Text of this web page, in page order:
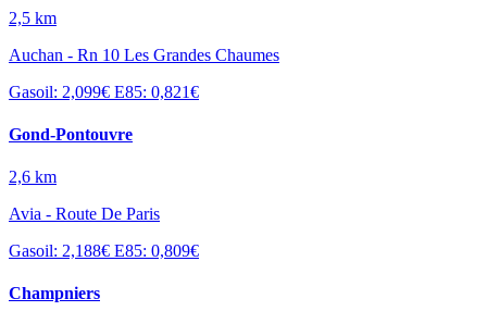
2,5 km
Auchan - Rn 10 Les Grandes Chaumes
Gasoil: 2,099€ E85: 0,821€
Gond-Pontouvre
2,6 km
Avia - Route De Paris
Gasoil: 2,188€ E85: 0,809€
Champniers